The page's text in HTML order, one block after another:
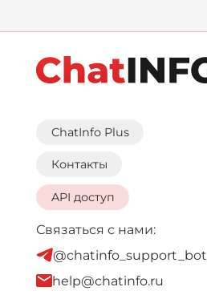
ChatInfo Plus
Контакты
API доступ
Связаться с нами:
@chatinfo_support_bot
help@chatinfo.ru